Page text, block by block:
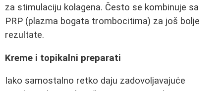
za stimulaciju kolagena. Često se kombinuje sa
PRP (plazma bogata trombocitima) za još bolje
rezultate.
Kreme i topikalni preparati
Iako samostalno retko daju zadovoljavajuće